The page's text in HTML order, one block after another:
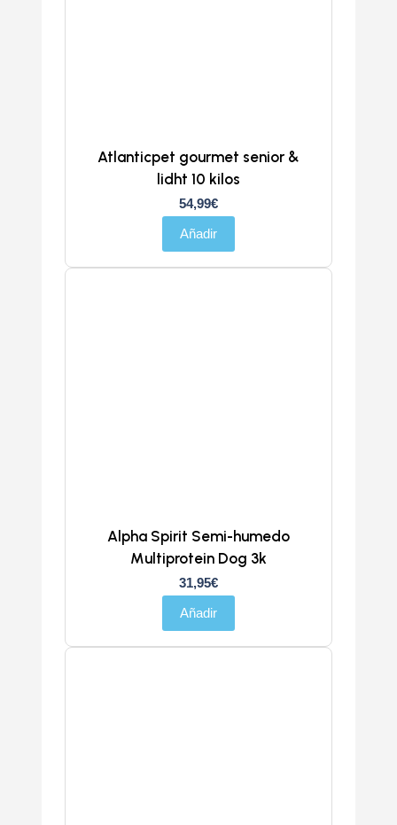
Atlanticpet gourmet senior &
lidht 10 kilos
54,99€
Añadir
Alpha Spirit Semi-humedo
Multiprotein Dog 3k
31,95€
Añadir